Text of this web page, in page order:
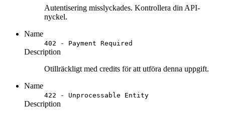
Autentisering misslyckades. Kontrollera din API-
nyckel.
Name
402 - Payment Required
Description
Otillräckligt med credits för att utföra denna uppgift.
Name
422 - Unprocessable Entity
Description